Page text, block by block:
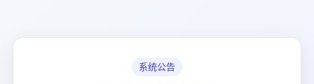
系统公告